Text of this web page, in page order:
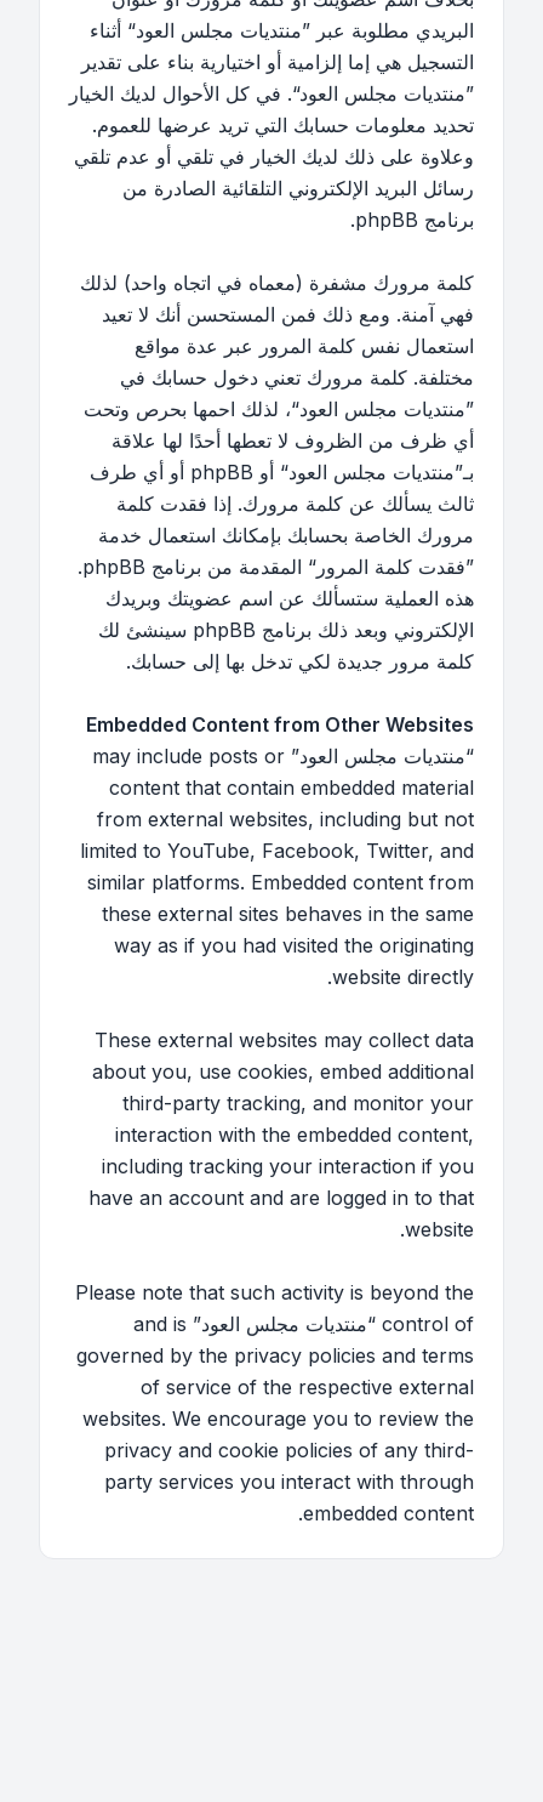
البريدي مطلوبة عبر ”منتديات مجلس العود“ أثناء
التسجيل هي إما إلزامية أو اختيارية بناء على تقدير
”منتديات مجلس العود“. في كل الأحوال لديك الخيار
تحديد معلومات حسابك التي تريد عرضها للعموم.
وعلاوة على ذلك لديك الخيار في تلقي أو عدم تلقي
رسائل البريد الإلكتروني التلقائية الصادرة من
برنامج phpBB.
كلمة مرورك مشفرة (معماه في اتجاه واحد) لذلك
فهي آمنة. ومع ذلك فمن المستحسن أنك لا تعيد
استعمال نفس كلمة المرور عبر عدة مواقع
مختلفة. كلمة مرورك تعني دخول حسابك في
”منتديات مجلس العود“، لذلك احمها بحرص وتحت
أي ظرف من الظروف لا تعطها أحدًا لها علاقة
بـ”منتديات مجلس العود“ أو phpBB أو أي طرف
ثالث يسألك عن كلمة مرورك. إذا فقدت كلمة
مرورك الخاصة بحسابك بإمكانك استعمال خدمة
”فقدت كلمة المرور“ المقدمة من برنامج phpBB.
هذه العملية ستسألك عن اسم عضويتك وبريدك
الإلكتروني وبعد ذلك برنامج phpBB سينشئ لك
كلمة مرور جديدة لكي تدخل بها إلى حسابك.
Embedded Content from Other Websites
“منتديات مجلس العود” may include posts or
content that contain embedded material
from external websites, including but not
limited to YouTube, Facebook, Twitter, and
similar platforms. Embedded content from
these external sites behaves in the same
way as if you had visited the originating
website directly.
These external websites may collect data
about you, use cookies, embed additional
third-party tracking, and monitor your
interaction with the embedded content,
including tracking your interaction if you
have an account and are logged in to that
website.
Please note that such activity is beyond the
control of “منتديات مجلس العود” and is
governed by the privacy policies and terms
of service of the respective external
websites. We encourage you to review the
privacy and cookie policies of any third-
party services you interact with through
embedded content.